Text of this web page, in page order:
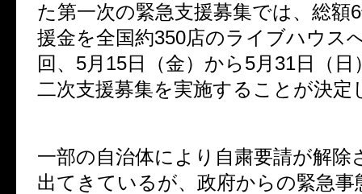
た第一次の緊急支援募集では、総額
援金を全国約350店のライブハウス
回、5月15日（金）から5月31日（
二次支援募集を実施することが決定
一部の自治体により自粛要請が解除
出てきているが、政府からの緊急事